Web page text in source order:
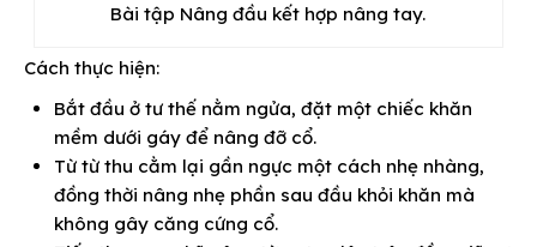
Bài tập Nâng đầu kết hợp nâng tay.
Cách thực hiện:
Bắt đầu ở tư thế nằm ngửa, đặt một chiếc khăn
mềm dưới gáy để nâng đỡ cổ.
Từ từ thu cằm lại gần ngực một cách nhẹ nhàng,
đồng thời nâng nhẹ phần sau đầu khỏi khăn mà
không gây căng cứng cổ.